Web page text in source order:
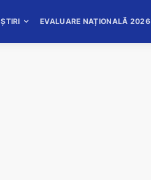
ȘTIRI EVALUARE NAȚIONALĂ 2026